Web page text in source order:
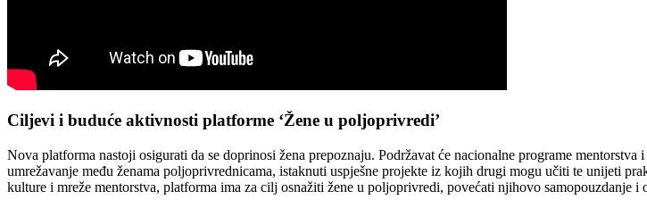
Ciljevi i buduće aktivnosti platforme ‘Žene u poljoprivredi’
Nova platforma nastoji osigurati da se doprinosi žena prepoznaju. Podržavat će nacionalne programe
umrežavanje među ženama poljoprivrednicama, istaknuti uspješne projekte iz kojih drugi mogu učiti te unijeti
kulture i mreže mentorstva, platforma ima za cilj osnažiti žene u poljoprivredi, povećati njihovo samopouzdanje